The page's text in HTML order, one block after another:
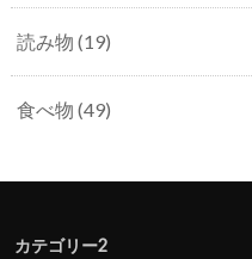
読み物 (19)
食べ物 (49)
カテゴリー2